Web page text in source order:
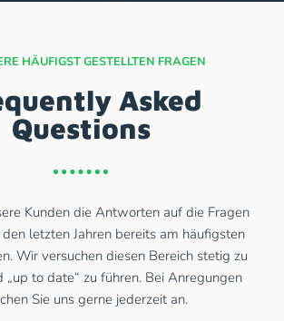
HÄUFIGST GESTELLTEN FRAGEN
Asked
Questions
Kunden die Antworten auf die Fragen
letzten Jahren bereits am häufigsten
Wir versuchen diesen Bereich stetig zu
to date“ zu führen. Bei Anregungen
Sie uns gerne jederzeit an.